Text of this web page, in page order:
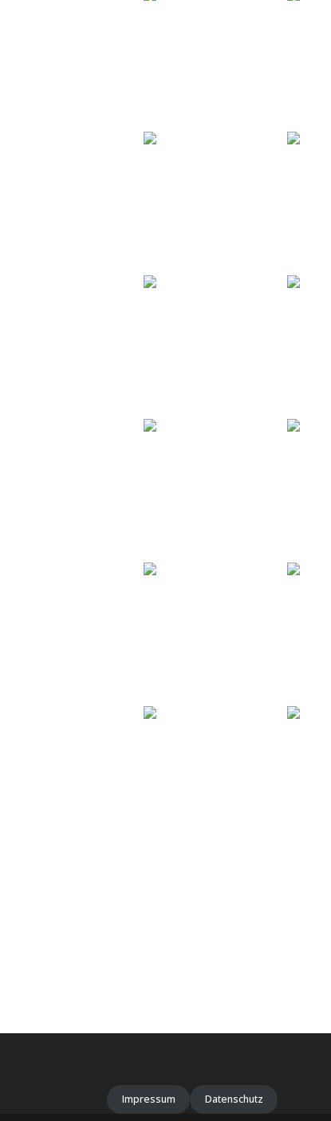
Impressum Datenschutz